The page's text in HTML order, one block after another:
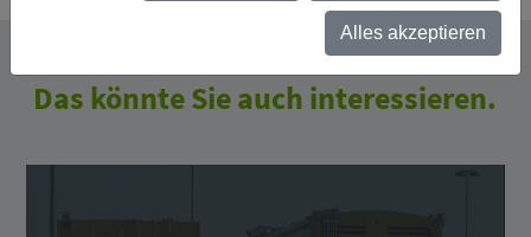
Das könnte Sie auch interessieren.
Alles akzeptieren